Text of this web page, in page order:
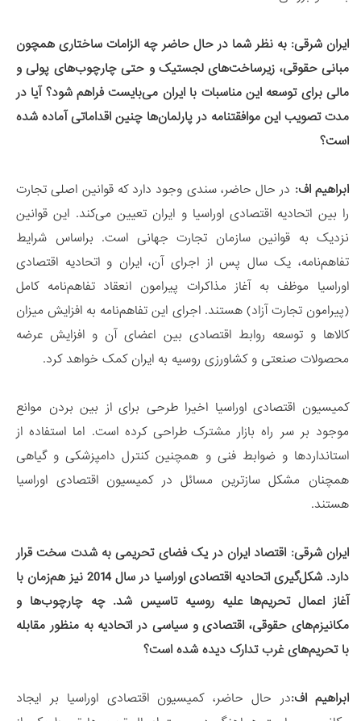
ایران شرقی: به نظر شما در حال حاضر چه الزامات ساختاری همچون
مبانی حقوقی، زیرساخت‌های لجستیک و حتی چارچوب‌های پولی و
مالی برای توسعه این مناسبات با ایران می‌بایست فراهم شود؟ آیا در
مدت تصویب این موافقتنامه در پارلمان‌ها چنین اقداماتی آماده شده
است؟
ابراهیم اف: در حال حاضر، سندی وجود دارد که قوانین اصلی تجارت
را بین اتحادیه اقتصادی اوراسیا و ایران تعیین می‌کند. این قوانین
نزدیک به قوانین سازمان تجارت جهانی است. براساس شرایط
تفاهم‌نامه، یک سال پس از اجرای آن، ایران و اتحادیه اقتصادی
اوراسیا موظف به آغاز مذاکرات پیرامون انعقاد تفاهم‌نامه‌ کامل
(پیرامون تجارت آزاد) هستند. اجرای این تفاهم‌نامه به افزایش میزان
کالاها و توسعه روابط اقتصادی بین اعضای آن و افزایش عرضه
محصولات صنعتی و کشاورزی روسیه به ایران کمک خواهد کرد.
کمیسیون اقتصادی اوراسیا اخیرا طرحی برای از بین بردن موانع
موجود بر سر راه بازار مشترک طراحی کرده است. اما استفاده از
استانداردها و ضوابط فنی و همچنین کنترل دامپزشکی و گیاهی
همچنان مشکل سازترین مسائل در کمیسیون اقتصادی اوراسیا
هستند.
ایران شرقی: اقتصاد ایران در یک فضای تحریمی به شدت سخت قرار
دارد. شکل‌گیری اتحادیه اقتصادی اوراسیا در سال 2014 نیز هم‌زمان با
آغاز اعمال تحریم‌ها علیه روسیه تاسیس شد. چه چارچوب‌ها و
مکانیزم‌های حقوقی، اقتصادی و سیاسی در اتحادیه به منظور مقابله
با تحریم‌های غرب تدارک دیده شده است؟
ابراهیم اف:در حال حاضر، کمیسیون اقتصادی اوراسیا بر ایجاد